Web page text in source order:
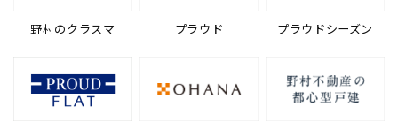
野村のクラスマ プラウド プラウドシーズン